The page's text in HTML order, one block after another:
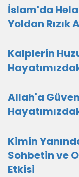
İslam'da
Yoldan
Kalplerin
Allah'a
Kimin
Sohbetin ve
Etkisi